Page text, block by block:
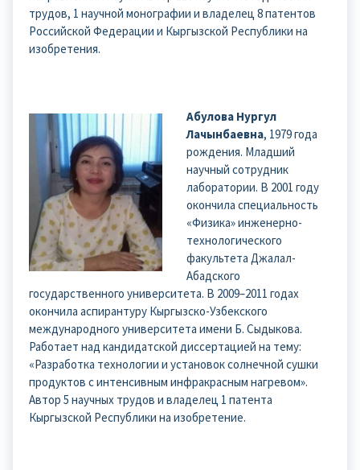
трудов, 1 научной монографии и владелец 8 патентов
Российской Федерации и Кыргызской Республики на
изобретения.
Абулова Нургул
Лачынбаевна, 1979 года
рождения. Младший
научный сотрудник
лаборатории. В 2001 году
окончила специальность
«Физика» инженерно-
технологического
факультета Джалал-
Абадского
государственного университета. В 2009–2011 годах
окончила аспирантуру Кыргызско-Узбекского
международного университета имени Б. Сыдыкова.
Работает над кандидатской диссертацией на тему:
«Разработка технологии и установок солнечной сушки
продуктов с интенсивным инфракрасным нагревом».
Автор 5 научных трудов и владелец 1 патента
Кыргызской Республики на изобретение.